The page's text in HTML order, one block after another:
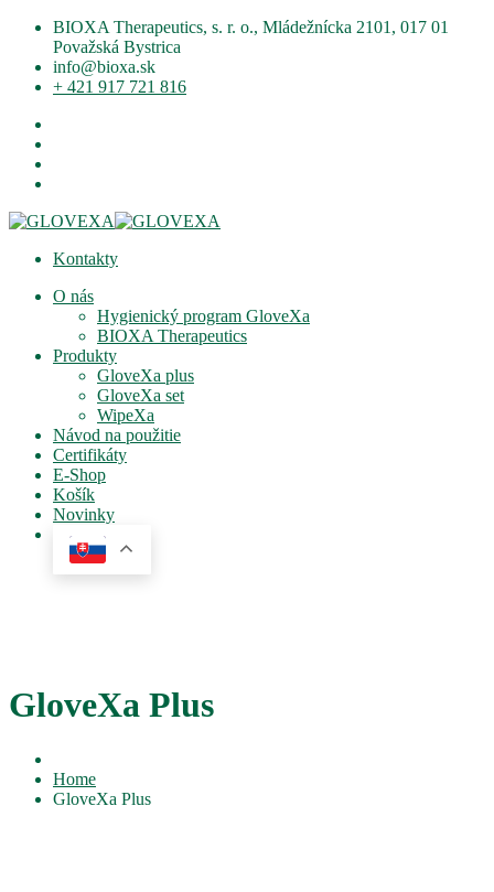
BIOXA Therapeutics, s. r. o., Mládežnícka 2101, 017 01
Považská Bystrica
info@bioxa.sk
+ 421 917 721 816
Kontakty
O nás
Hygienický program GloveXa
BIOXA Therapeutics
Produkty
GloveXa plus
GloveXa set
WipeXa
Návod na použitie
Certifikáty
E-Shop
Košík
Novinky
GloveXa Plus
Home
GloveXa Plus